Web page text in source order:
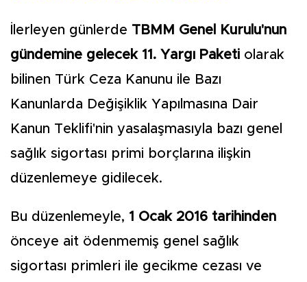
İlerleyen günlerde TBMM Genel Kurulu'nun
gündemine gelecek 11. Yargı Paketi olarak
bilinen Türk Ceza Kanunu ile Bazı
Kanunlarda Değişiklik Yapılmasına Dair
Kanun Teklifi'nin yasalaşmasıyla bazı genel
sağlık sigortası primi borçlarına ilişkin
düzenlemeye gidilecek.
Bu düzenlemeyle, 1 Ocak 2016 tarihinden
önceye ait ödenmemiş genel sağlık
sigortası primleri ile gecikme cezası ve